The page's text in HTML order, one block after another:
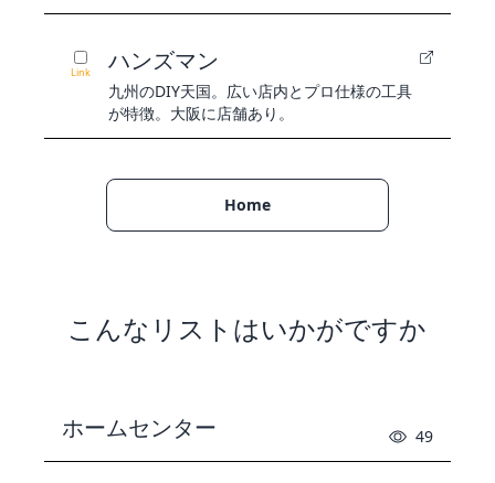
Link ハンズマン
九州のDIY天国。広い店内とプロ仕様の工具
が特徴。大阪に店舗あり。
Home
こんなリストはいかがですか
ホームセンター 49